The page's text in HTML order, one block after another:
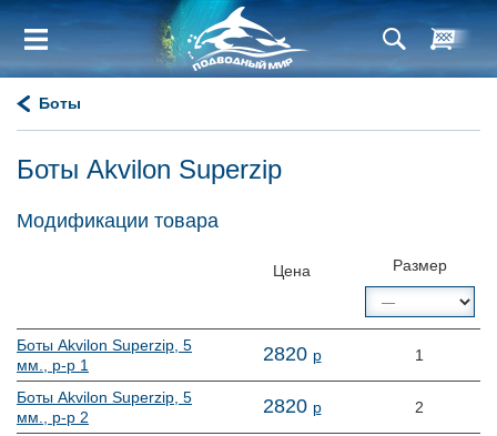
Боты
Боты Akvilon Superzip
Модификации товара
Цена Размер
Боты Akvilon Superzip, 5
мм., р-р 1
2820 р 1
Боты Akvilon Superzip, 5
мм., р-р 2
2820 р 2